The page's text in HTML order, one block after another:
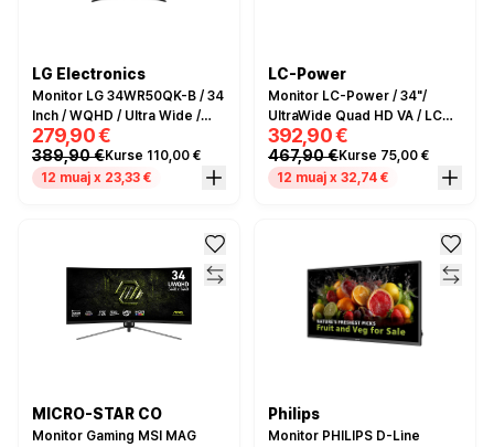
LG Electronics
Monitor LG 34WR50QK-B / 34
Inch / WQHD / Ultra Wide /
100Hz / 5ms / I zi
279,90 €
389,90 €Kurse 110,00 €
12 muaj x 23,33 €
LC-Power
Monitor LC-Power / 34"/
UltraWide Quad HD VA / LCD /
Curved / 100Hz / 6ms /
HDMI+DP - Bardhë
392,90 €
467,90 €Kurse 75,00 €
12 muaj x 32,74 €
MICRO-STAR CO
Monitor Gaming MSI MAG
Philips
Monitor PHILIPS D-Line